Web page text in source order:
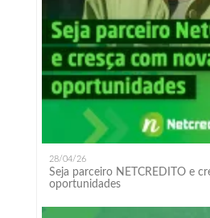
28/04/26
Seja parceiro NETCREDITO e
oportunidades